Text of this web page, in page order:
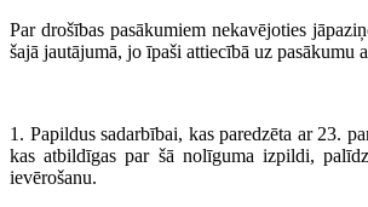
Par drošības pasākumiem nekavējoties
šajā jautājumā, jo īpaši attiecībā uz pasākumu
1. Papildus sadarbībai, kas paredzēta ar 23.
kas atbildīgas par šā nolīguma izpildi,
ievērošanu.